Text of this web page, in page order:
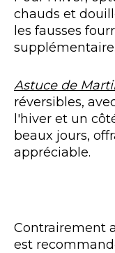
chauds et
les fausses
supplémentaire.
Astuce de
réversibles,
l'hiver et un
beaux jours,
appréciable.
Contrairement
est